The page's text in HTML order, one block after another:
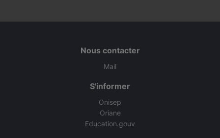
Nous contacter
Mail
S'informer
Onisep
Oriane
Education.gouv